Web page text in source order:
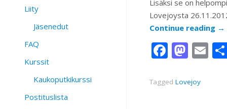
Lisäksi se on
Lovejoysta
Continue reading →
Tagged Lovejoy
Liity
Jäsenedut
FAQ
Kurssit
Kaukoputkikurssi
Postituslista